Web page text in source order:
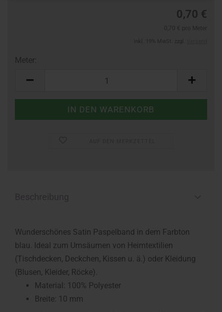
Ab dem 17.08.2026 versenden wir wieder wie gewohnt. Aufgrund des
0,70 €
Meter:
Wunderschönes Satin Paspelband in dem Farbton
blau. Ideal zum Umsäumen von Heimtextilien
(Tischdecken, Deckchen, Kissen u. ä.) oder Kleidung
(Blusen, Kleider, Röcke).
Material: 100% Polyester
Breite: 10 mm